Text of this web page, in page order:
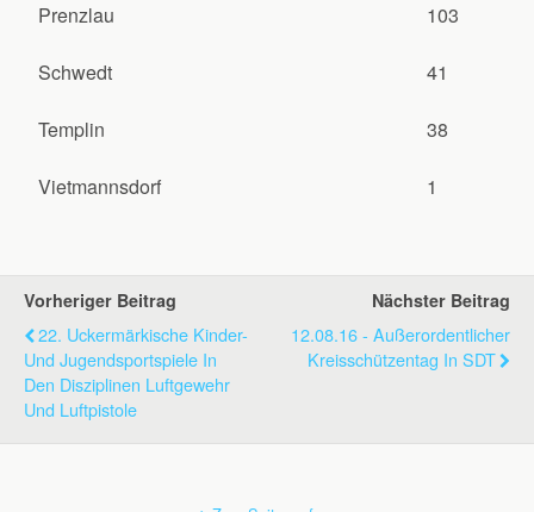
Prenzlau 103
Schwedt 41
Templin 38
Vietmannsdorf 1
Vorheriger Beitrag
22. Uckermärkische Kinder-
Und Jugendsportspiele In
Den Disziplinen Luftgewehr
Und Luftpistole
Nächster Beitrag
12.08.16 - Außerordentlicher
Kreisschützentag In SDT